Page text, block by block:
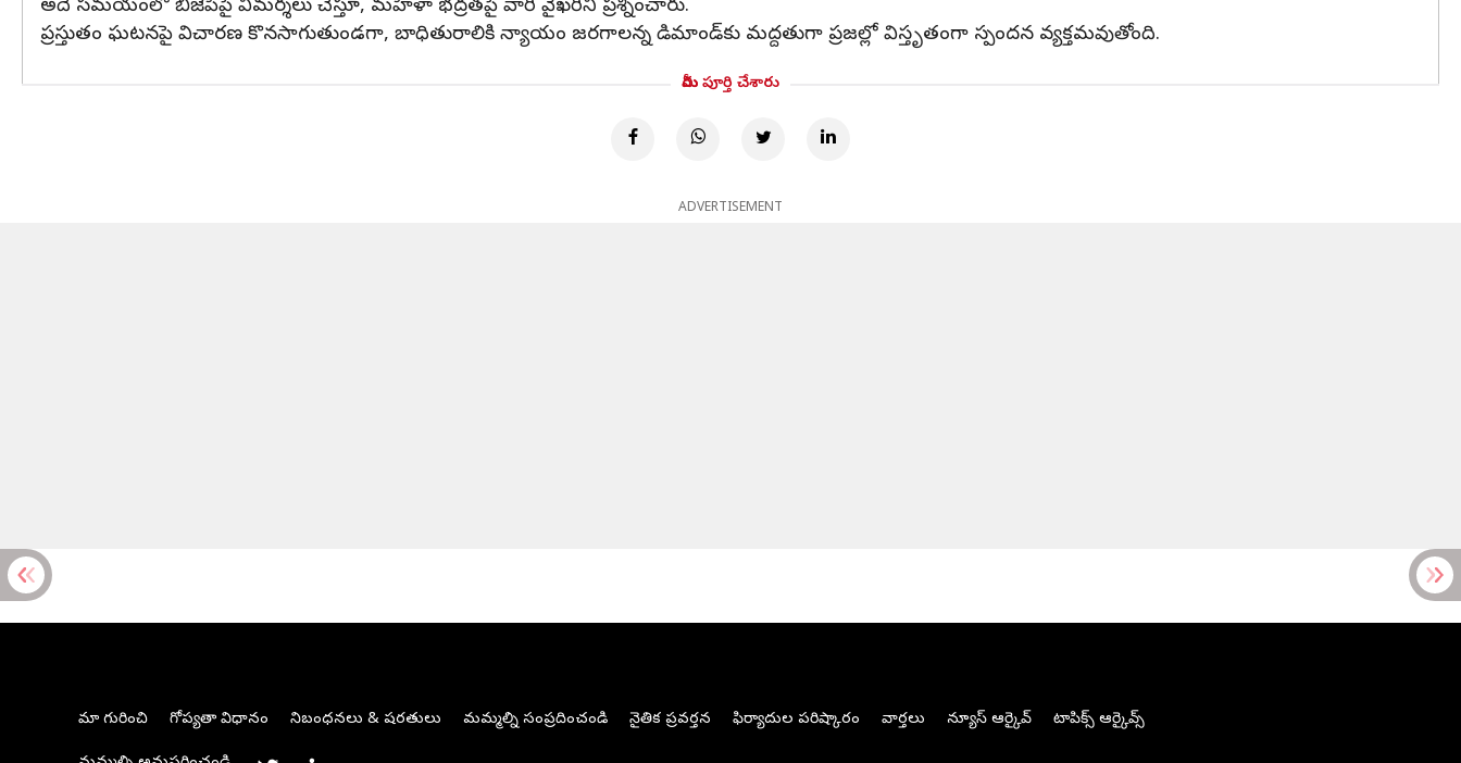
అదే సమయంలో బీజేపీపై విమర్శలు చేస్తూ, మహిళా భద్రతపై వారి వైఖరిని ప్రశ్నించారు.
ప్రస్తుతం ఘటనపై విచారణ కొనసాగుతుండగా, బాధితురాలికి న్యాయం జరగాలన్న డిమాండ్‌కు మద్దతుగా ప్రజల్లో విస్తృతంగా స్పందన వ్యక్తమవుతోంది.
మీరు పూర్తి చేశారు
ADVERTISEMENT
మా గురించి గోప్యతా విధానం నిబంధనలు & షరతులు మమ్మల్ని సంప్రదించండి నైతిక ప్రవర్తన ఫిర్యాదుల పరిష్కారం వార్తలు న్యూస్ ఆర్కైవ్ టాపిక్స్ ఆర్కైవ్స్